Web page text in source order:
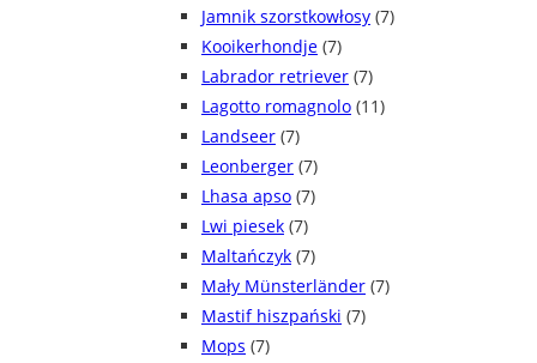
Jamnik szorstkowłosy (7)
Kooikerhondje (7)
Labrador retriever (7)
Lagotto romagnolo (11)
Landseer (7)
Leonberger (7)
Lhasa apso (7)
Lwi piesek (7)
Maltańczyk (7)
Mały Münsterländer (7)
Mastif hiszpański (7)
Mops (7)